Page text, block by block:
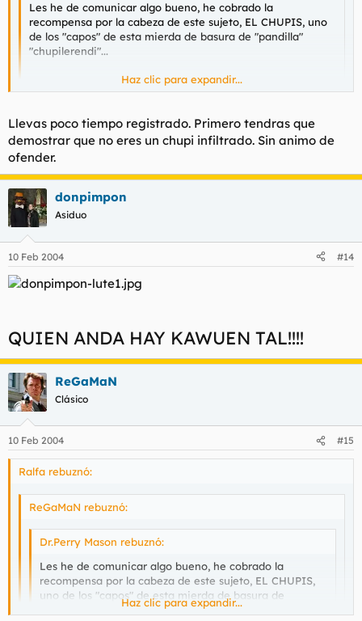
Les he de comunicar algo bueno, he cobrado la
recompensa por la cabeza de este sujeto, EL CHUPIS, uno
de los "capos" de esta mierda de basura de "pandilla"
"chupilerendi"...
Haz clic para expandir...
Estupendo, si me he registrado en este foro, es para ayudar a
la aniquilación de toda esta escoria que habita por aquí.
Haz clic para expandir...
Llevas poco tiempo registrado. Primero tendras que
demostrar que no eres un chupi infiltrado. Sin animo de
ofender.
donpimpon
Asiduo
10 Feb 2004 #14
QUIEN ANDA HAY KAWUEN TAL!!!!
ReGaMaN
Clásico
10 Feb 2004 #15
Ralfa rebuznó:
ReGaMaN rebuznó:
Dr.Perry Mason rebuznó:
Les he de comunicar algo bueno, he cobrado la
recompensa por la cabeza de este sujeto, EL CHUPIS,
uno de los "capos" de esta mierda de basura de
"pandilla" "chupilerendi"...
Haz clic para expandir...